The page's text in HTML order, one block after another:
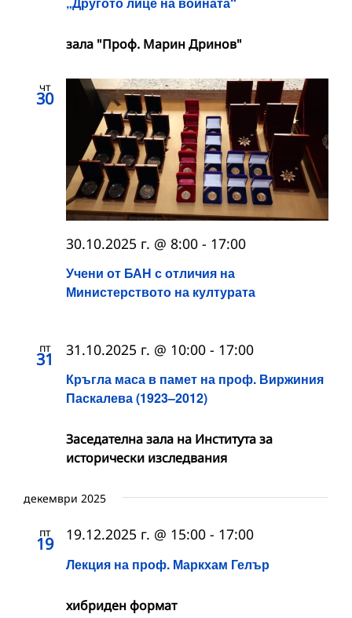
зала "Проф. Марин Дринов"
чт
30
Учени от БАН с отличия на
Министерството на културата
30.10.2025 г. @ 8:00 - 17:00
пт
31
Кръгла маса в памет на проф. Виржиния
Паскалева (1923–2012)
31.10.2025 г. @ 10:00 - 17:00
Заседателна зала на Института за
исторически изследвания
декември 2025
пт
19
Лекция на проф. Маркхам Гелър
19.12.2025 г. @ 15:00 - 17:00
хибриден формат